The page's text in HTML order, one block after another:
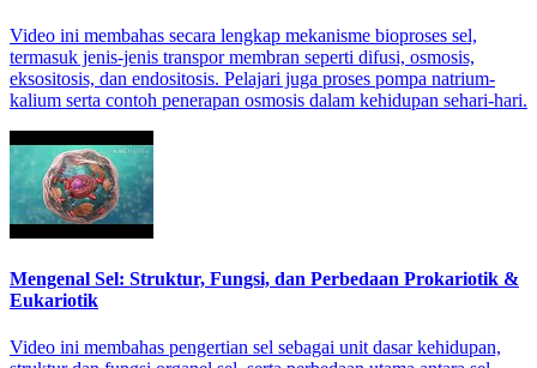
Video ini membahas secara lengkap mekanisme bioproses sel,
termasuk jenis-jenis transpor membran seperti difusi, osmosis,
eksositosis, dan endositosis. Pelajari juga proses pompa natrium-
kalium serta contoh penerapan osmosis dalam kehidupan sehari-hari.
Mengenal Sel: Struktur, Fungsi, dan Perbedaan Prokariotik &
Eukariotik
Video ini membahas pengertian sel sebagai unit dasar kehidupan,